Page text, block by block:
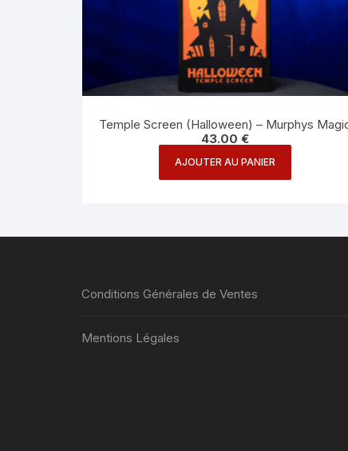
Temple Screen (Halloween) – Murphys
43.00 €
AJOUTER AU PANIER
Conditions Générales de Ventes
Mentions Légales